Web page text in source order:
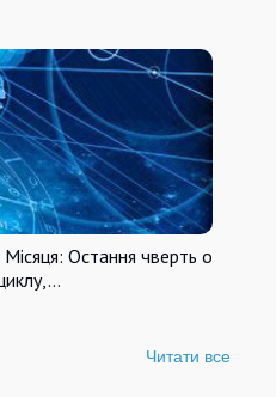
Остання чверть о
Читати все